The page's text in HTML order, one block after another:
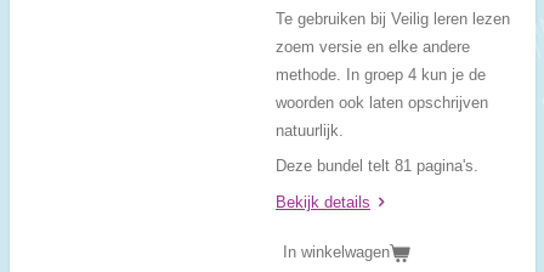
Te gebruiken bij Veilig leren lezen
zoem versie en elke andere
methode. In groep 4 kun je de
woorden ook laten opschrijven
natuurlijk.
Deze bundel telt 81 pagina's.
Bekijk details
In winkelwagen